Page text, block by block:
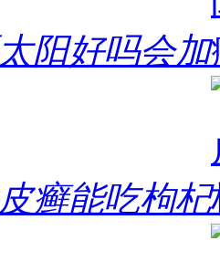
阳好吗会加
癣能吃枸杞